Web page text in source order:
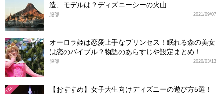
造、モデルは？ディズニーシーの火山
2021/09/07
服部
オーロラ姫は恋愛上手なプリンセス！眠れる森の美女
は恋のバイブル？物語のあらすじや設定まとめ！
2020/03/13
服部
TDL
【おすすめ】女子大生向けディズニーの遊び方5選！